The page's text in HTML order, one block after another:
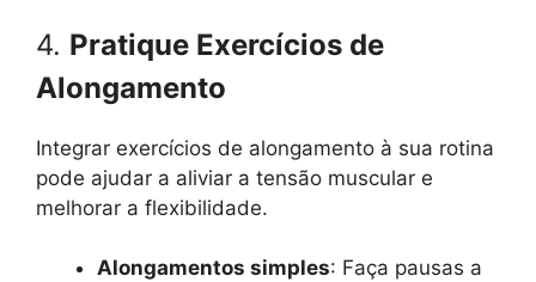
4. Pratique Exercícios de
Alongamento
Integrar exercícios de alongamento à sua rotina
pode ajudar a aliviar a tensão muscular e
melhorar a flexibilidade.
Alongamentos simples: Faça pausas a